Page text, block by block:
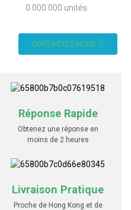
0 000 000 unités.
CONTACTEZ-NOUS
Réponse Rapide
Obtenez une réponse en
moins de 2 heures
Livraison Pratique
Proche de Hong Kong et de